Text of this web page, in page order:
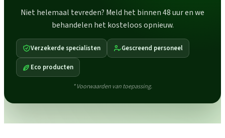
Niet helemaal tevreden? Meld het binnen 48 uur en we
behandelen het kosteloos opnieuw.
Verzekerde specialisten Gescreend personeel
Eco producten
* Voorwaarden van toepassing.